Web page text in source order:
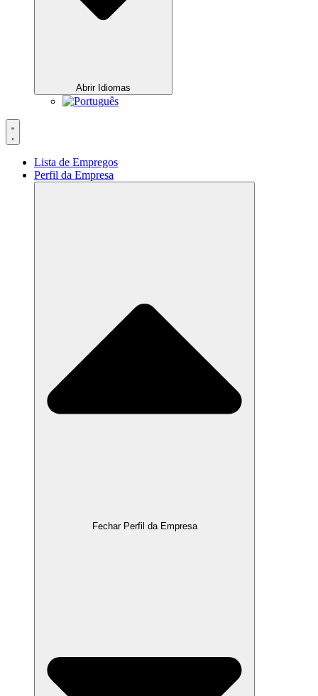
Abrir Idiomas
Lista de Empregos
Perfil da Empresa
Fechar Perfil da Empresa